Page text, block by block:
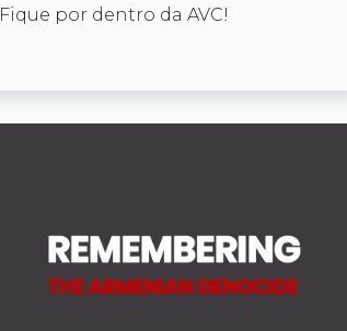
Fique por dentro da AVC!